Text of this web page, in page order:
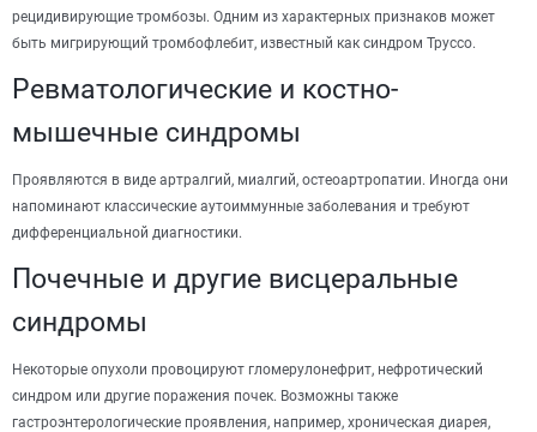
рецидивирующие тромбозы. Одним из характерных признаков может
быть мигрирующий тромбофлебит, известный как синдром Труссо.
Ревматологические и костно-
мышечные синдромы
Проявляются в виде артралгий, миалгий, остеоартропатии. Иногда они
напоминают классические аутоиммунные заболевания и требуют
дифференциальной диагностики.
Почечные и другие висцеральные
синдромы
Некоторые опухоли провоцируют гломерулонефрит, нефротический
синдром или другие поражения почек. Возможны также
гастроэнтерологические проявления, например, хроническая диарея,